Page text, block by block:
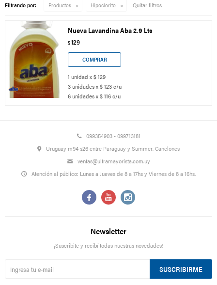
Filtrando por: Productos Hipoclorito Quitar filtros
Nueva Lavandina Aba 2.9 Lts
$129
1 unidad x $ 129
3 unidades x $ 123 c/u
6 unidades x $ 116 c/u
099354903 - 099713181
Uruguay m94 s26 entre Paraguay y Summer, Canelones
ventas@ultramayorista.com.uy
Atención al público: Lunes a Jueves de 8 a 17hs y Viernes de 8 a 16hs.
  
Newsletter
¡Suscribite y recibí todas nuestras novedades!
SUSCRIBIRME